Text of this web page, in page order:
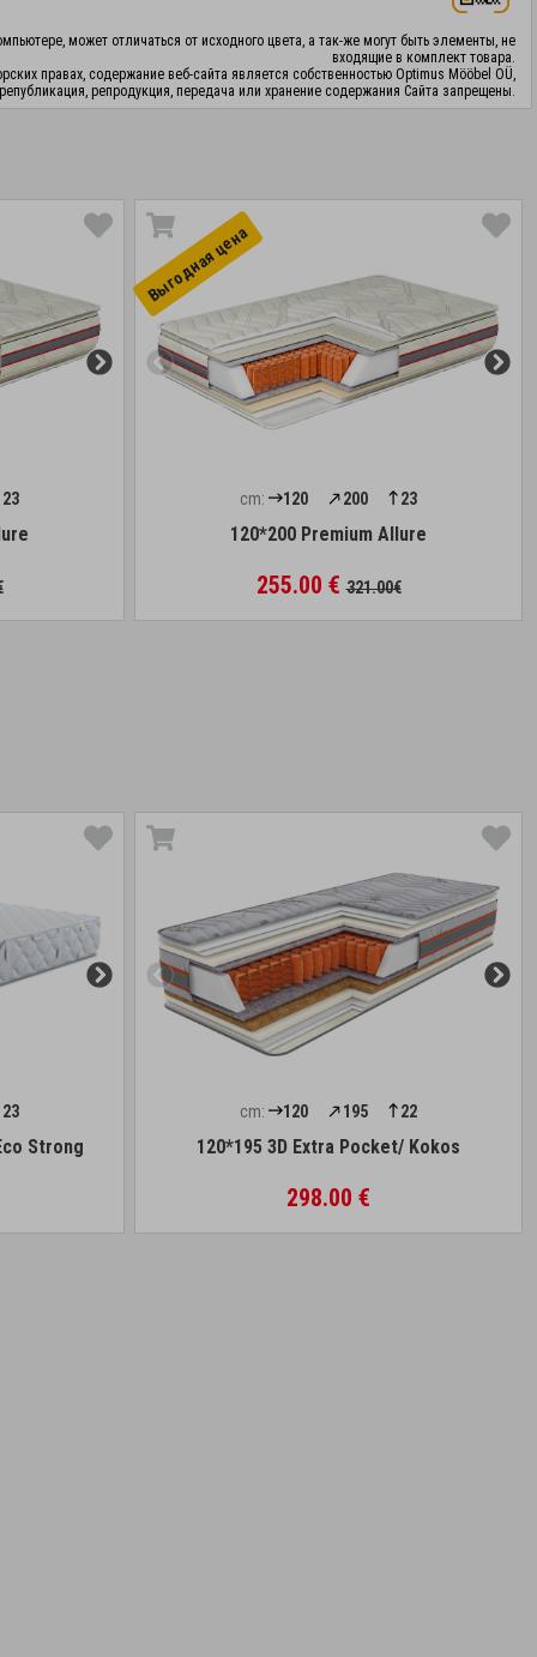
может отличаться от исходного цвета, а так-же могут быть элементы, не
входящие в комплект товара.
правах, содержание веб-сайта является собственностью Optimus Mööbel OÜ,
репродукция, передача или хранение содержания Сайта запрещены.
23
Выгоднaя цена
cm: 120 200 23
120*200 Premium Allure
255.00 €321.00€
23
Strong
cm: 120 195 22
120*195 3D Extra Pocket/ Kokos
298.00 €